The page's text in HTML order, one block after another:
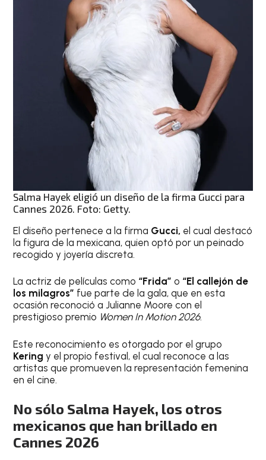
Salma Hayek eligió un diseño de la firma Gucci para
Cannes 2026. Foto: Getty.
El diseño pertenece a la firma Gucci, el cual destacó
la figura de la mexicana, quien optó por un peinado
recogido y joyería discreta.
La actriz de películas como “Frida” o “El callejón de
los milagros” fue parte de la gala, que en esta
ocasión reconoció a Julianne Moore con el
prestigioso premio Women In Motion 2026.
Este reconocimiento es otorgado por el grupo
Kering y el propio festival, el cual reconoce a las
artistas que promueven la representación femenina
en el cine.
No sólo Salma Hayek, los otros
mexicanos que han brillado en
Cannes 2026